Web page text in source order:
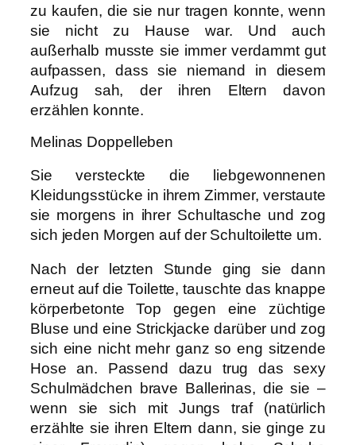
zu kaufen, die sie nur tragen konnte, wenn
sie nicht zu Hause war. Und auch
außerhalb musste sie immer verdammt gut
aufpassen, dass sie niemand in diesem
Aufzug sah, der ihren Eltern davon
erzählen konnte.
Melinas Doppelleben
Sie versteckte die liebgewonnenen
Kleidungsstücke in ihrem Zimmer, verstaute
sie morgens in ihrer Schultasche und zog
sich jeden Morgen auf der Schultoilette um.
Nach der letzten Stunde ging sie dann
erneut auf die Toilette, tauschte das knappe
körperbetonte Top gegen eine züchtige
Bluse und eine Strickjacke darüber und zog
sich eine nicht mehr ganz so eng sitzende
Hose an. Passend dazu trug das sexy
Schulmädchen brave Ballerinas, die sie –
wenn sie sich mit Jungs traf (natürlich
erzählte sie ihren Eltern dann, sie ginge zu